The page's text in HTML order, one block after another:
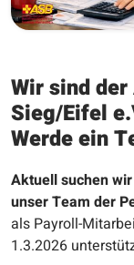
Wir sind
Sieg/Eifel
Werde ein
Aktuell suchen
unser Team der
als Payroll-
1.3.2026